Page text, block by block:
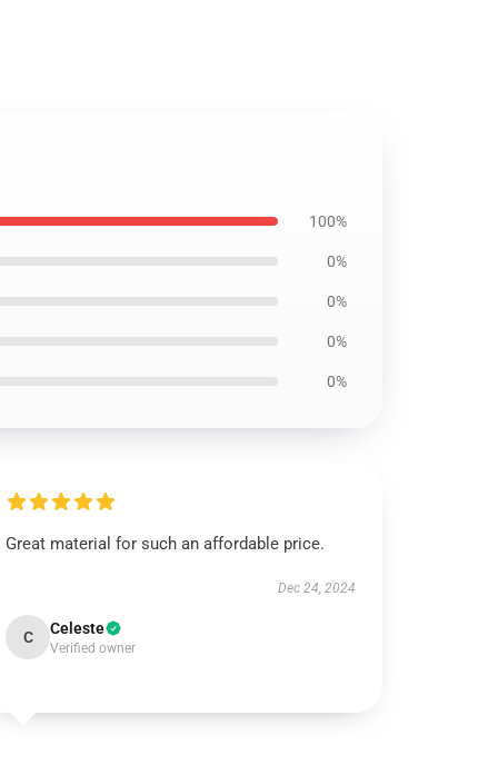
100%
0%
0%
0%
0%
Great material for such an affordable price.
Dec 24, 2024
C Celeste
Verified owner